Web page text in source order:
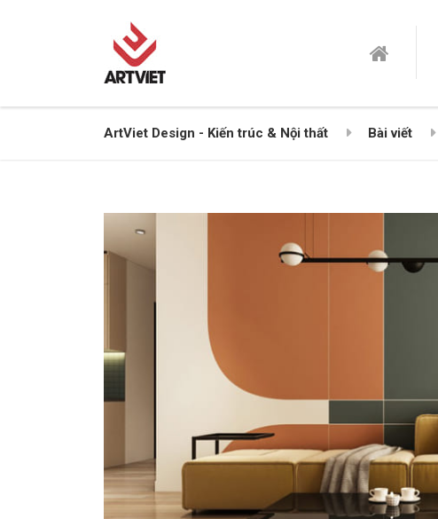
ArtViet Design - Kiến trúc & Nội thất Bài viết